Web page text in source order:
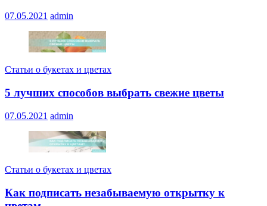
07.05.2021 admin
Статьи о букетах и цветах
5 лучших способов выбрать свежие цветы
07.05.2021 admin
Статьи о букетах и цветах
Как подписать незабываемую открытку к